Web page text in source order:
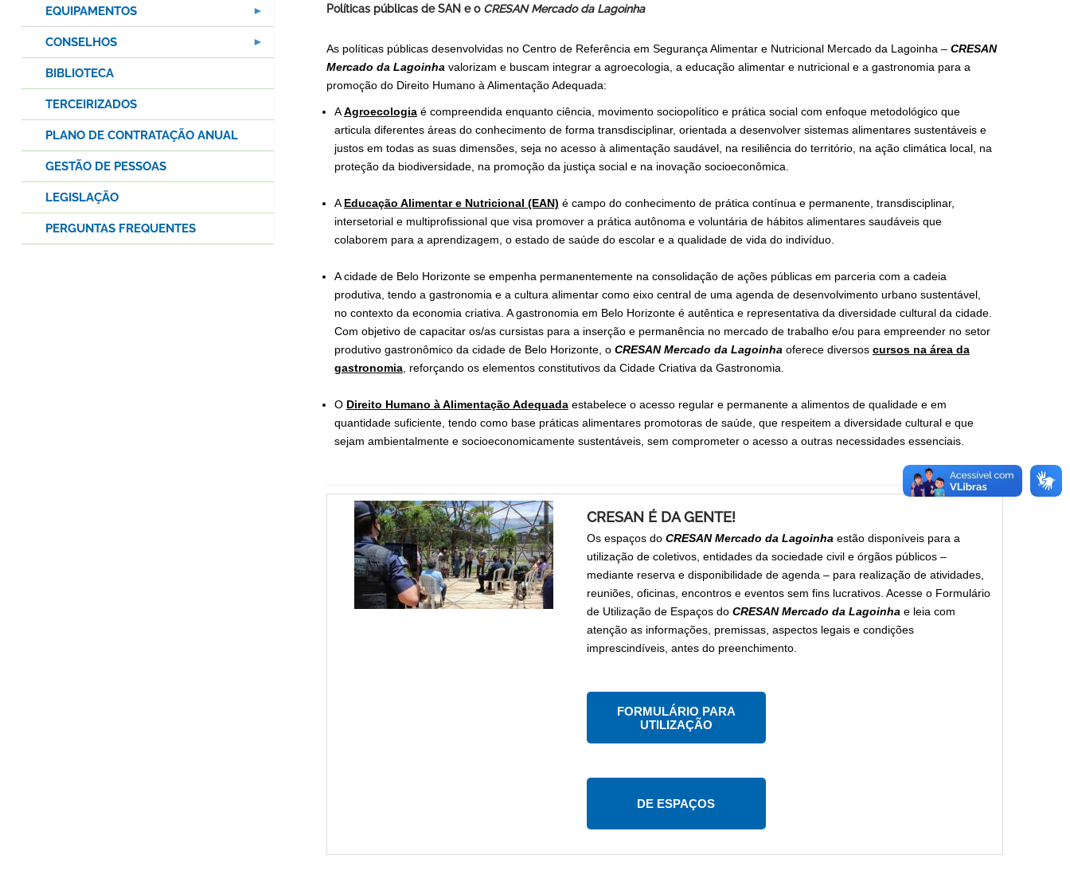
Políticas públicas de SAN e o CRESAN Mercado da Lagoinha
As políticas públicas desenvolvidas no Centro de Referência em Segurança Alimentar e Nutricional Mercado da Lagoinha – CRESAN
Mercado da Lagoinhavalorizam e buscam integrar a agroecologia, a educação alimentar e nutricional e a gastronomia para a
promoção do Direito Humano à Alimentação Adequada:
AAgroecologiaé compreendida enquanto ciência, movimento sociopolítico e prática social com enfoque metodológico que
articula diferentes áreas do conhecimento de forma transdisciplinar, orientada a desenvolver sistemas alimentares sustentáveis e
justos em todas as suas dimensões, seja no acesso à alimentação saudável, na resiliência do território, na ação climática local, na
proteção da biodiversidade, na promoção da justiça social e na inovação socioeconômica.
AEducação Alimentar e Nutricional (EAN) é campo do conhecimento de prática contínua e permanente, transdisciplinar,
intersetorial e multiprofissional que visa promover a prática autônoma e voluntária de hábitos alimentares saudáveis que
colaborem para a aprendizagem, o estado de saúde do escolar e a qualidade de vida do indivíduo.
A cidade de Belo Horizonte se empenha permanentemente na consolidação de ações públicas em parceria com a cadeia
produtiva, tendo a gastronomia e a cultura alimentar como eixo central de uma agenda de desenvolvimento urbano sustentável,
no contexto da economia criativa. A gastronomia em Belo Horizonte é autêntica e representativa da diversidade cultural da cidade.
Com objetivo de capacitar os/as cursistas para a inserção e permanência no mercado de trabalho e/ou para empreender no setor
produtivo gastronômico da cidade de Belo Horizonte, o CRESAN Mercado da Lagoinhaoferece diversos cursos na área da
gastronomia, reforçando os elementos constitutivos da Cidade Criativa da Gastronomia.
O Direito Humano à Alimentação Adequadaestabelece o acesso regular e permanente a alimentos de qualidade e em
quantidade suficiente, tendo como base práticas alimentares promotoras de saúde, que respeitem a diversidade cultural e que
sejam ambientalmente e socioeconomicamente sustentáveis, sem comprometer o acesso a outras necessidades essenciais.
CRESAN É DA GENTE!
Os espaços do CRESAN Mercado da Lagoinhaestão disponíveis para a
utilização de coletivos, entidades da sociedade civil e órgãos públicos –
mediante reserva e disponibilidade de agenda – para realização de atividades,
reuniões, oficinas, encontros e eventos sem fins lucrativos. Acesse o Formulário
de Utilização de Espaços do CRESAN Mercado da Lagoinhae leia com
atenção as informações, premissas, aspectos legais e condições
imprescindíveis, antes do preenchimento.
FORMULÁRIO PARA
UTILIZAÇÃO
DE ESPAÇOS
EQUIPAMENTOS
CONSELHOS
BIBLIOTECA
TERCEIRIZADOS
PLANO DE CONTRATAÇÃO ANUAL
GESTÃO DE PESSOAS
LEGISLAÇÃO
PERGUNTAS FREQUENTES